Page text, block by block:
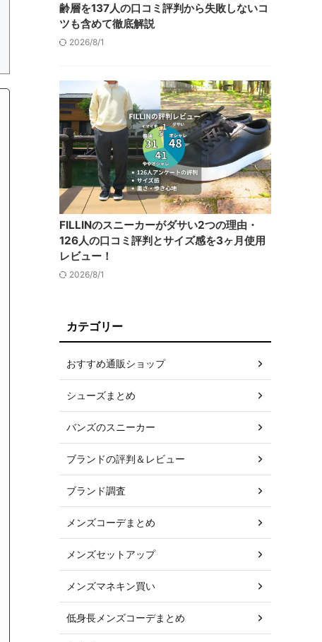
齢層を137人の口コミ評判から失敗しないコ
ツも含めて徹底解説
2026/8/1
FILLINのスニーカーがダサい2つの理由・
126人の口コミ評判とサイズ感を3ヶ月使用
レビュー！
2026/8/1
カテゴリー
おすすめ通販ショップ
シューズまとめ
バンズのスニーカー
ブランドの評判＆レビュー
ブランド調査
メンズコーデまとめ
メンズセットアップ
メンズマネキン買い
低身長メンズコーデまとめ